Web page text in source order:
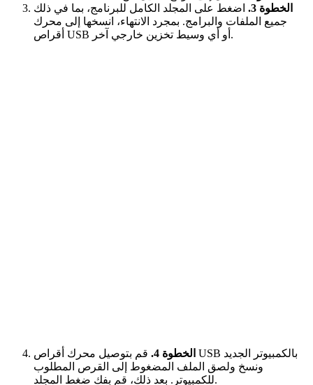
الخطوة 3.
اضغط على المجلد الكامل للبرنامج، بما في ذلك
جميع الملفات والبرامج. بمجرد الانتهاء، انسخها إلى محرك
أقراص USB أو أي وسيط تخزين خارجي آخر.
الخطوة 4.
قم بتوصيل محرك أقراص USB بالكمبيوتر الجديد
ونسخ ولصق الملف المضغوط إلى القرص المطلوب
للكمبيوتر. بعد ذلك، قم بفك ضغط المجلد.